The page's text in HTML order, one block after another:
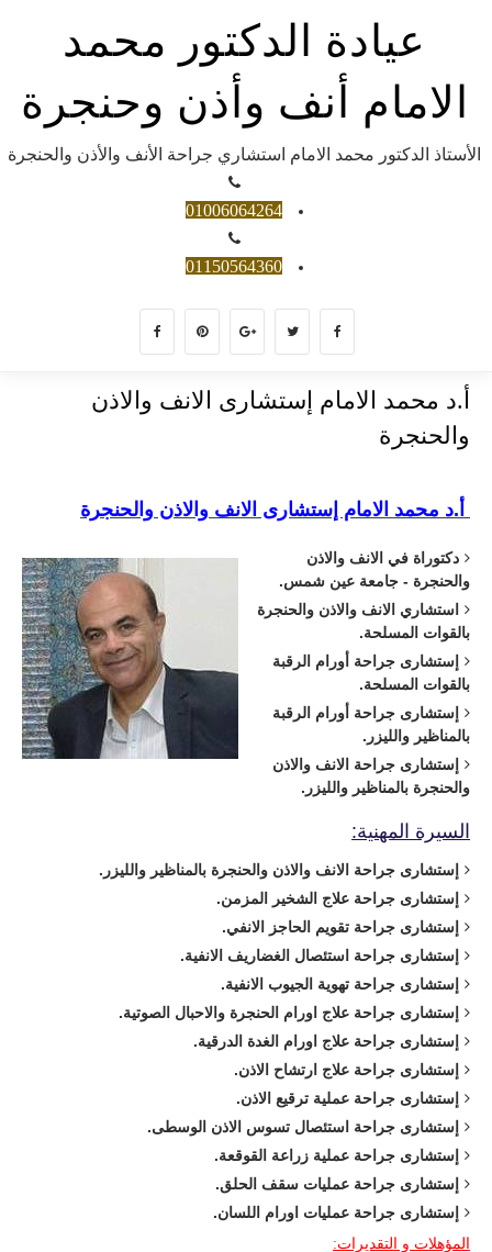
عيادة الدكتور محمد
الامام أنف وأذن وحنجرة
الأستاذ الدكتور محمد الامام استشاري جراحة الأنف والأذن والحنجرة
01006064264
01150564360
أ.د محمد الامام إستشارى الانف والاذن
والحنجرة
أ.د محمد الامام إستشارى الانف والاذن والحنجرة
دكتوراة في الانف والاذن
والحنجرة - جامعة عين شمس.
استشاري الانف والاذن والحنجرة
بالقوات المسلحة.
إستشارى جراحة أورام الرقبة
بالقوات المسلحة.
إستشارى جراحة أورام الرقبة
بالمناظير والليزر.
إستشارى جراحة الانف والاذن
والحنجرة بالمناظير والليزر.
السيرة المهنية:
إستشارى جراحة الانف والاذن والحنجرة بالمناظير والليزر.
إستشارى جراحة علاج الشخير المزمن.
إستشارى جراحة تقويم الحاجز الانفي.
إستشارى جراحة استئصال الغضاريف الانفية.
إستشارى جراحة تهوية الجيوب الانفية.
إستشارى جراحة علاج اورام الحنجرة والاحبال الصوتية.
إستشارى جراحة علاج اورام الغدة الدرقية.
إستشارى جراحة علاج ارتشاح الاذن.
إستشارى جراحة عملية ترقيع الاذن.
إستشارى جراحةاستئصال تسوس الاذن الوسطى.
إستشارى جراحة عملية زراعة القوقعة.
إستشارى جراحة عمليات سقف الحلق.
إستشارى جراحة عمليات اورام اللسان.
المؤهلات و التقديرات: